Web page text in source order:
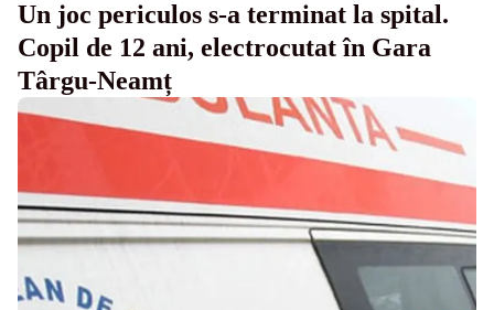
Un joc periculos s-a terminat la spital.
Copil de 12 ani, electrocutat în Gara
Târgu-Neamț